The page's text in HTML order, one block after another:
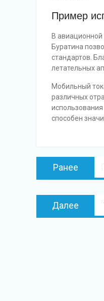
Пример
В
Буратина
стандартов.
летательных
Мобильный
различных
способен
Навигация
Ранее
Далее